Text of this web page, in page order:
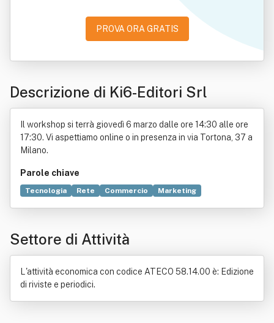
PROVA ORA GRATIS
Descrizione di Ki6-Editori Srl
Il workshop si terrà giovedì 6 marzo dalle ore 14:30 alle ore
17:30. Vi aspettiamo online o in presenza in via Tortona, 37 a
Milano.
Parole chiave
Tecnologia Rete Commercio
Marketing
Comunicazione
Condizione
Settore di Attività
L'attività economica con codice ATECO 58.14.00 è: Edizione
di riviste e periodici.